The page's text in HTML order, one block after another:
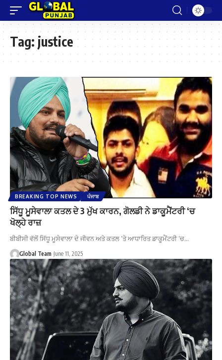
Tag: justice
BREAKING TOP NEWS ਪੰਜਾਬ
ਸਿੱਧੂ ਮੂਸੇਵਾਲਾ ਕਤਲ ਦੇ 3 ਮੁੱਖ ਕਾਰਨ, ਗੋਲਡੀ ਨੇ ਡਾਕੂਮੈਂਟਰੀ ‘ਚ
ਖੋਲ੍ਹੇ ਰਾਜ਼
ਬੀਬੀਸੀ ਵੱਲੋਂ ਸਿੱਧੂ ਮੂਸੇਵਾਲਾ ਦੇ ਜੀਵਨ ਅਤੇ ਕਤਲ ’ਤੇ ਆਧਾਰਿਤ ਡਾਕੂਮੈਂਟਰੀ ’ਚ…
Global Team June 11, 2025